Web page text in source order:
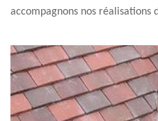
accompagnons nos réalisations